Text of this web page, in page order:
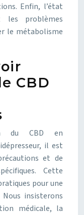
Enfin, l’état
les problèmes
le métabolisme
CBD
du CBD en
il est
et de
Cette
pour une
insisterons
médicale, la